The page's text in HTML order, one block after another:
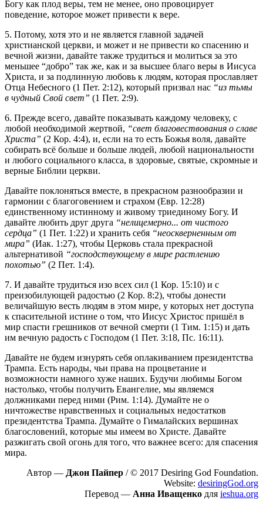
Богу как плод веры, тем не менее, оно провоцирует
поведение, которое может привести к вере.
5. Потому, хотя это и не является главной задачей
христианской церкви, и может и не привести ко спасению и
вечной жизни, давайте также трудиться и молиться за это
меньшее “добро” так же, как и за высшее благо веры в Иисуса
Христа, и за подлинную любовь к людям, которая прославляет
Отца Небесного (1 Пет. 2:12), который призвал нас “из тьмы
в чудный Свой свет” (1 Пет. 2:9).
6. Прежде всего, давайте показывать каждому человеку, с
любой необходимой жертвой, “свет благовествования о славе
Христа” (2 Кор. 4:4), и, если на то есть Божья воля, давайте
собирать всё больше и больше людей, любой национальности
и любого социального класса, в здоровые, святые, скромные и
верные Библии церкви.
Давайте поклоняться вместе, в прекрасном разнообразии и
гармонии с благоговением и страхом (Евр. 12:28)
единственному истинному и живому триединому Богу. И
давайте любить друг друга “нелицемерно... от чистого
сердца” (1 Пет. 1:22) и хранить себя “неоскверненным от
мира” (Иак. 1:27), чтобы Церковь стала прекрасной
альтернативой “господствующему в мире растлению
похотью” (2 Пет. 1:4).
7. И давайте трудиться изо всех сил (1 Кор. 15:10) и с
преизобилующей радостью (2 Кор. 8:2), чтобы донести
величайшую весть людям в этом мире, у которых нет доступа
к спасительной истине о том, что Иисус Христос пришёл в
мир спасти грешников от вечной смерти (1 Тим. 1:15) и дать
им вечную радость с Господом (1 Пет. 3:18, Пс. 16:11).
Давайте не будем изнурять себя оплакиванием президентства
Трампа. Есть народы, чьи права на процветание и
возможности намного хуже наших. Будучи любимы Богом
настолько, чтобы получить Евангелие, мы являемся
должниками перед ними (Рим. 1:14). Думайте не о
ничтожестве нравственных и социальных недостатков
президентства Трампа. Думайте о Гималайских вершинах
благословений, которые мы имеем во Христе. Давайте
разжигать свой огонь для того, что важнее всего: для спасения
мира.
Автор — Джон Пайпер / © 2017 Desiring God Foundation.
Website: desiringGod.org
Перевод — Анна Иващенко для ieshua.org